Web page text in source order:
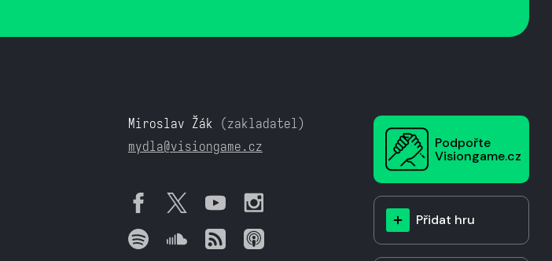
Miroslav Žák (zakladatel)
mydla@visiongame.cz
Podpořte
Visiongame.cz
Přidat hru